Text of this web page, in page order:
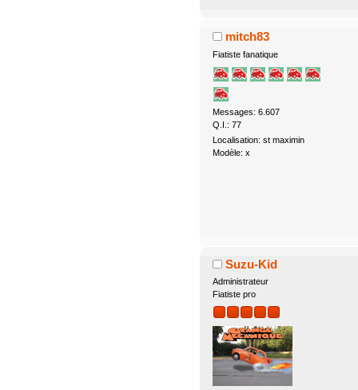
mitch83
Fiatiste fanatique
Messages: 6.607
Q.I.: 77
Localisation: st maximin
Modèle: x
Suzu-Kid
Administrateur
Fiatiste pro